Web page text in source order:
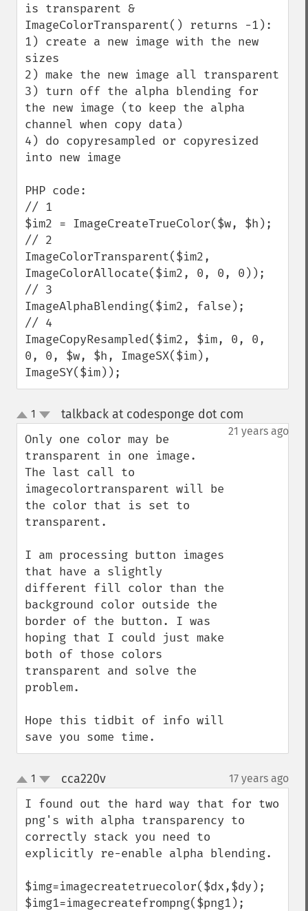
is transparent &
ImageColorTransparent() returns -1):
1) create a new image with the new
sizes
2) make the new image all transparent
3) turn off the alpha blending for
the new image (to keep the alpha
channel when copy data)
4) do copyresampled or copyresized
into new image
PHP code:
// 1
$im2 = ImageCreateTrueColor($w, $h);
// 2
ImageColorTransparent($im2,
ImageColorAllocate($im2, 0, 0, 0));
// 3
ImageAlphaBlending($im2, false);
// 4
ImageCopyResampled($im2, $im, 0, 0,
0, 0, $w, $h, ImageSX($im),
ImageSY($im));
up
down
1 talkback at codesponge dot com
21 years ago
Only one color may be
transparent in one image.
The last call to
imagecolortransparent will be
the color that is set to
transparent.
I am processing button images
that have a slightly
different fill color than the
background color outside the
border of the button. I was
hoping that I could just make
both of those colors
transparent and solve the
problem.
Hope this tidbit of info will
save you some time.
up
down
1 cca220v¶ 17 years ago
I found out the hard way that for two
png's with alpha transparency to
correctly stack you need to
explicitly re-enable alpha blending.
$img=imagecreatetruecolor($dx,$dy);
$img1=imagecreatefrompng($png1);